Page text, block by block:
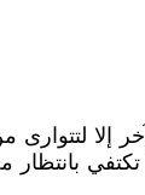
لتتوارى
تكتفي